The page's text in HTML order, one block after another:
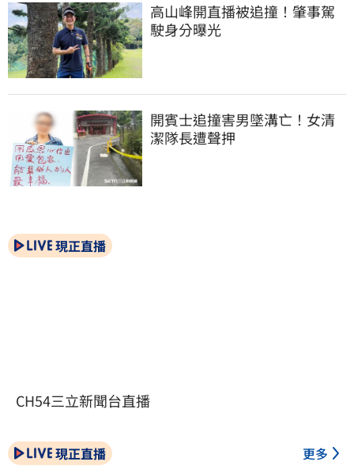
高山峰開直播被追撞！肇事駕
駛身分曝光
開賓士追撞害男墜溝亡！女清
潔隊長遭聲押
現正直播
CH54三立新聞台直播
現正直播 更多